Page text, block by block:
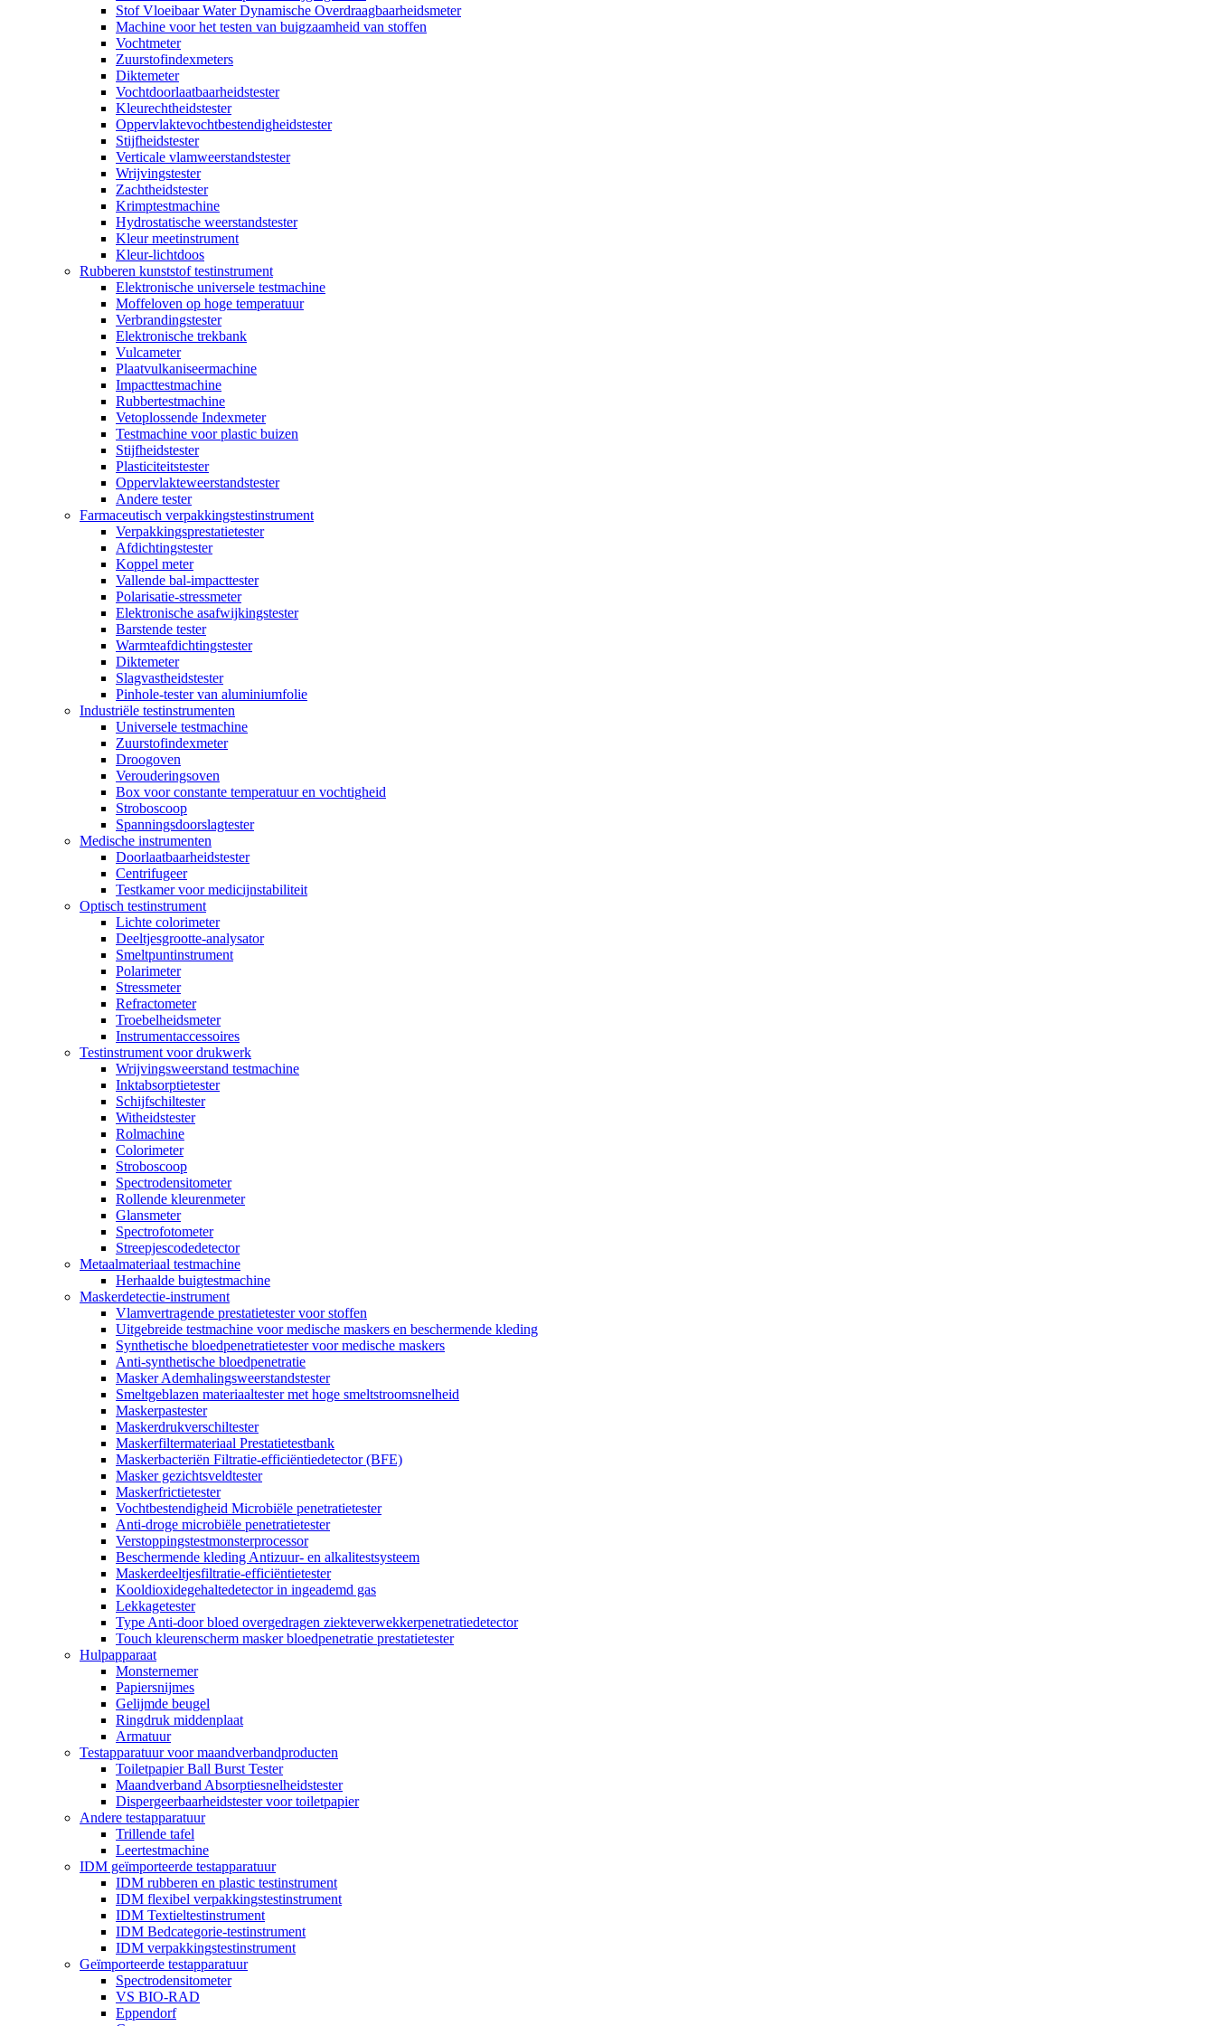
Stof Vloeibaar Water Dynamische Overdraagbaarheidsmeter
Machine voor het testen van buigzaamheid van stoffen
Vochtmeter
Zuurstofindexmeters
Diktemeter
Vochtdoorlaatbaarheidstester
Kleurechtheidstester
Oppervlaktevochtbestendigheidstester
Stijfheidstester
Verticale vlamweerstandstester
Wrijvingstester
Zachtheidstester
Krimptestmachine
Hydrostatische weerstandstester
Kleur meetinstrument
Kleur-lichtdoos
Rubberen kunststof testinstrument
Elektronische universele testmachine
Moffeloven op hoge temperatuur
Verbrandingstester
Elektronische trekbank
Vulcameter
Plaatvulkaniseermachine
Impacttestmachine
Rubbertestmachine
Vetoplossende Indexmeter
Testmachine voor plastic buizen
Stijfheidstester
Plasticiteitstester
Oppervlakteweerstandstester
Andere tester
Farmaceutisch verpakkingstestinstrument
Verpakkingsprestatietester
Afdichtingstester
Koppel meter
Vallende bal-impacttester
Polarisatie-stressmeter
Elektronische asafwijkingstester
Barstende tester
Warmteafdichtingstester
Diktemeter
Slagvastheidstester
Pinhole-tester van aluminiumfolie
Industriële testinstrumenten
Universele testmachine
Zuurstofindexmeter
Droogoven
Verouderingsoven
Box voor constante temperatuur en vochtigheid
Stroboscoop
Spanningsdoorslagtester
Medische instrumenten
Doorlaatbaarheidstester
Centrifugeer
Testkamer voor medicijnstabiliteit
Optisch testinstrument
Lichte colorimeter
Deeltjesgrootte-analysator
Smeltpuntinstrument
Polarimeter
Stressmeter
Refractometer
Troebelheidsmeter
Instrumentaccessoires
Testinstrument voor drukwerk
Wrijvingsweerstand testmachine
Inktabsorptietester
Schijfschiltester
Witheidstester
Rolmachine
Colorimeter
Stroboscoop
Spectrodensitometer
Rollende kleurenmeter
Glansmeter
Spectrofotometer
Streepjescodedetector
Metaalmateriaal testmachine
Herhaalde buigtestmachine
Maskerdetectie-instrument
Vlamvertragende prestatietester voor stoffen
Uitgebreide testmachine voor medische maskers en beschermende kleding
Synthetische bloedpenetratietester voor medische maskers
Anti-synthetische bloedpenetratie
Masker Ademhalingsweerstandstester
Smeltgeblazen materiaaltester met hoge smeltstroomsnelheid
Maskerpastester
Maskerdrukverschiltester
Maskerfiltermateriaal Prestatietestbank
Maskerbacteriën Filtratie-efficiëntiedetector (BFE)
Masker gezichtsveldtester
Maskerfrictietester
Vochtbestendigheid Microbiële penetratietester
Anti-droge microbiële penetratietester
Verstoppingstestmonsterprocessor
Beschermende kleding Antizuur- en alkalitestsysteem
Maskerdeeltjesfiltratie-efficiëntietester
Kooldioxidegehaltedetector in ingeademd gas
Lekkagetester
Type Anti-door bloed overgedragen ziekteverwekkerpenetratiedetector
Touch kleurenscherm masker bloedpenetratie prestatietester
Hulpapparaat
Monsternemer
Papiersnijmes
Gelijmde beugel
Ringdruk middenplaat
Armatuur
Testapparatuur voor maandverbandproducten
Toiletpapier Ball Burst Tester
Maandverband Absorptiesnelheidstester
Dispergeerbaarheidstester voor toiletpapier
Andere testapparatuur
Trillende tafel
Leertestmachine
IDM geïmporteerde testapparatuur
IDM rubberen en plastic testinstrument
IDM flexibel verpakkingstestinstrument
IDM Textieltestinstrument
IDM Bedcategorie-testinstrument
IDM verpakkingstestinstrument
Geïmporteerde testapparatuur
Spectrodensitometer
VS BIO-RAD
Eppendorf